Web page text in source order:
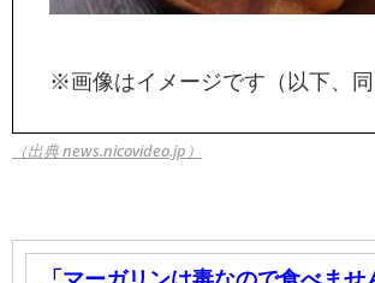
※画像はイメージです（以下、同
（出典 news.nicovideo.jp）